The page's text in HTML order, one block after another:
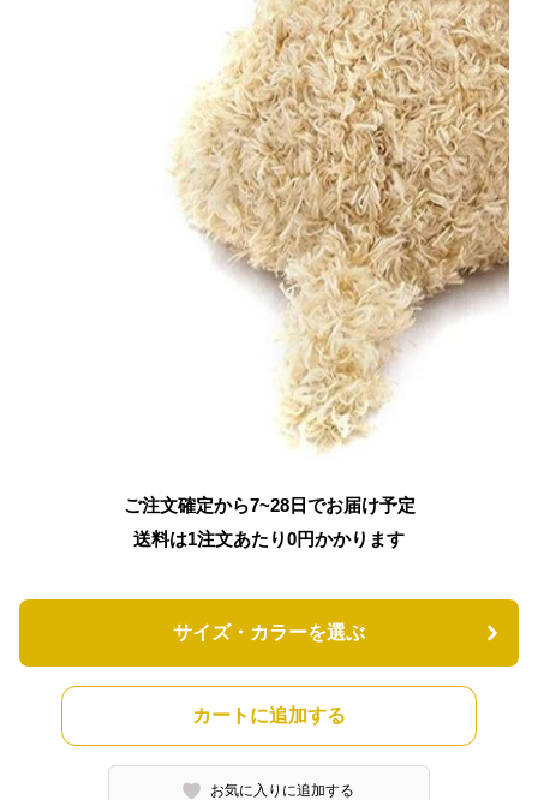
ご注文確定から7~28日でお届け予定
送料は1注文あたり0円かかります
サイズ・カラーを選ぶ
カートに追加する
お気に入りに追加する